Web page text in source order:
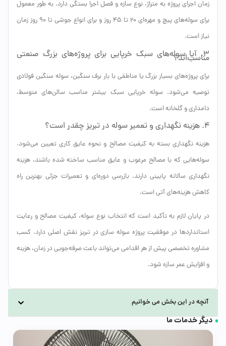
زمان اجرای پروژه به متراژ، نوع سازه و فصل اجرا بستگی دارد. به طور معمول
برای سوله‌های پیچ و مهره‌ای ۲۰ تا ۴۵ روز و برای انواع جوشی تا ۹۰ روز زمان
نیاز است.
۳. آیا سوله‌های سبک خرپایی برای پروژه‌های بزرگ صنعتی
مناسب‌اند؟
برای پروژه‌های بسیار بزرگ یا مناطقی با بار برف سنگین، سوله سنگین فولادی
توصیه می‌شود. سوله خرپایی سبک بیشتر مناسب سالن‌های متوسط،
دامداری و گلخانه است.
۴. هزینه نگهداری و تعمیر سوله در تبریز چقدر است؟
هزینه نگهداری بسته به کیفیت مصالح و نحوه عایق کاری تعیین می‌شود.
سوله‌هایی که با مصالح مرغوب و عایق مناسب ساخته شده باشند، هزینه
نگهداری سالانه پایینی دارند. بازرسی دوره‌ای و تعمیرات جزئی بهترین راه
کاهش هزینه‌های آتی است.
در پایان لازم به تأکید است که انتخاب نوع سوله، کیفیت مصالح و رعایت
استانداردها در موفقیت پروژه سوله سازی در تبریز نقش اصلی دارد. کسب
مشاوره تخصصی پیش از هر اقدامی می‌تواند باعث صرفه‌جویی در زمان، هزینه
و افزایش عمر سازه شود.
آنچه در این بخش می خوانیم
دیگر خدمات ما